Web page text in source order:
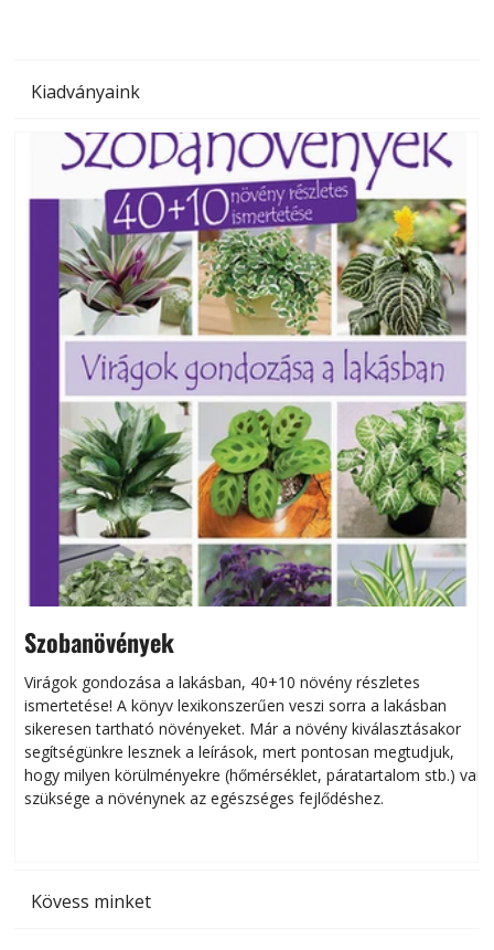
Kiadványaink
Szobanövények
Virágok gondozása a lakásban, 40+10 növény részletes
ismertetése! A könyv lexikonszerűen veszi sorra a lakásban
sikeresen tart­ha­tó növényeket. Már a növény kiválasztásakor
segítségünkre lesznek a leírások, mert pontosan megtudjuk,
hogy milyen körülményekre (hőmérséklet, páratartalom stb.) van
szüksége a növénynek az egészséges fejlődéshez.
Kövess minket